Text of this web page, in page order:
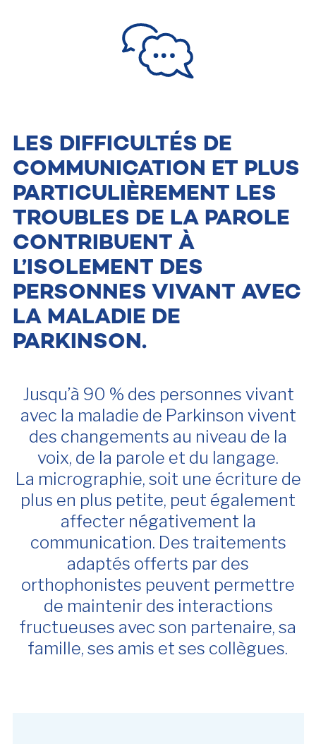
LES DIFFICULTÉS DE
COMMUNICATION ET PLUS
PARTICULIÈREMENT LES
TROUBLES DE LA PAROLE
CONTRIBUENT À
L’ISOLEMENT DES
PERSONNES VIVANT AVEC
LA MALADIE DE
PARKINSON.
Jusqu’à 90 % des personnes vivant
avec la maladie de Parkinson vivent
des changements au niveau de la
voix, de la parole et du langage.
La micrographie, soit une écriture de
plus en plus petite, peut également
affecter négativement la
communication. Des traitements
adaptés offerts par des
orthophonistes peuvent permettre
de maintenir des interactions
fructueuses avec son partenaire, sa
famille, ses amis et ses collègues.